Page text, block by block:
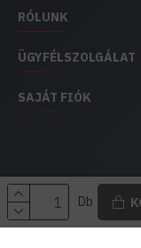
Db
RÓLUNK
ÜGYFÉLSZOLGÁLAT
SAJÁT FIÓK
EH IMPEX /